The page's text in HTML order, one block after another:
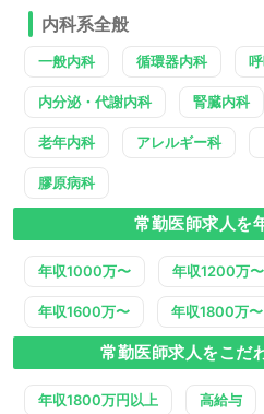
内科系全般
一般内科 循環器内科
内分泌・代謝内科 腎臓内科
老年内科 アレルギー科
膠原病科
常勤医師求人を
年収1000万〜 年収1200万〜
年収1600万〜 年収1800万〜
常勤医師求人をこだ
年収1800万円以上 高給与